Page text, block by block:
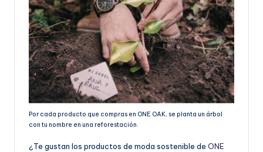
Por cada producto que compras en ONE OAK, se planta un árbol
con tu nombre en una reforestación.
¿Te gustan los productos de moda sostenible de ONE